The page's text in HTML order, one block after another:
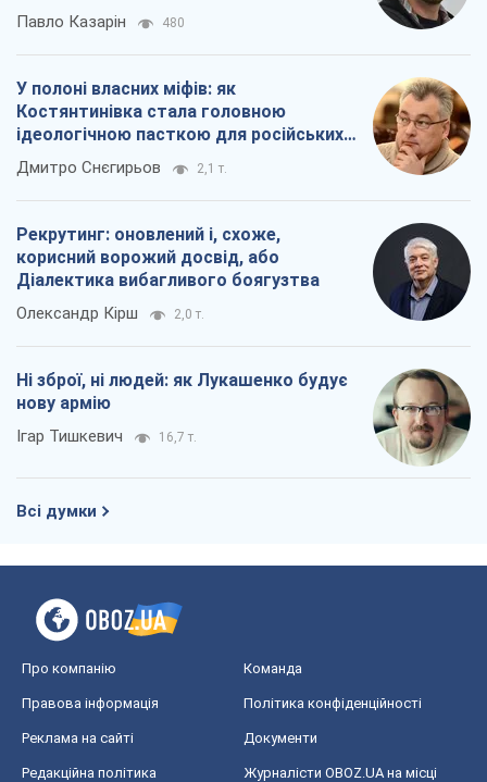
Павло Казарін 480
У полоні власних міфів: як
Костянтинівка стала головною
ідеологічною пасткою для російських
окупантів
Дмитро Снєгирьов 2,1 т.
Рекрутинг: оновлений і, схоже,
корисний ворожий досвід, або
Діалектика вибагливого боягузтва
Олександр Кірш 2,0 т.
Ні зброї, ні людей: як Лукашенко будує
нову армію
Ігар Тишкевич 16,7 т.
Всі думки
Про компанію Команда
Правова інформація Політика конфіденційності
Реклама на сайті Документи
Редакційна політика
Журналісти OBOZ.UA на місці